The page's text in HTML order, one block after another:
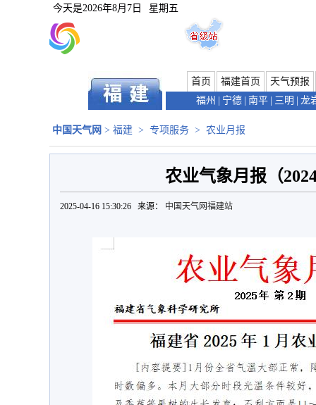
今天是2026年8月7日 星期五
首页 福建首页
天气预报
福州
宁德 南平 三明 龙
中国天气网 > 福建 > 专项服务 > 农业月报
农业气象月报（
2025-04-16 15:30:26 来源： 中国天气网福建站